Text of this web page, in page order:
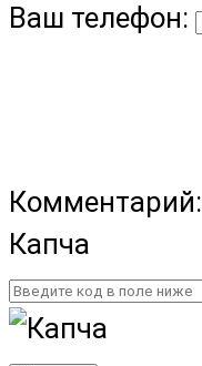
Ваш телефон:
Комментарий:
Капча